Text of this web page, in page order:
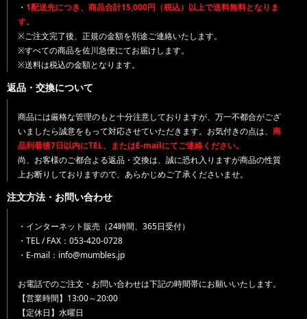
・ 1配送先につき、商品合計15,000円（税込）以上で送料無料となりま
す。
※ご注文完了後、正規の金額を別途ご連絡いたします。
※すべての商品を佐川急便にてお届けします。
※送料は税込の金額となります。
返品・交換について
商品には厳格な管理のもと十分注意しておりますが、万一不都合がござ
いましたら誠意をもって対応させていただきます。お気付きの点は、 商
品到着後7日以内にTEL、またはE-mailにてご連絡ください。
尚、お客様のご都合よる返品・交換は、誠に恐れ入りますが商品の性質
上お断りしておりますので、あらかじめご了承くださいませ。
注文方法・お問い合わせ
・インターネット販売（24時間、365日受付）
・TEL / FAX：053-420-0728
・E-mail：info@mumbles.jp
お電話でのご注文・お問い合わせは下記の時間帯にお願いいたします。
【営業時間】13:00～20:00
【定休日】水曜日